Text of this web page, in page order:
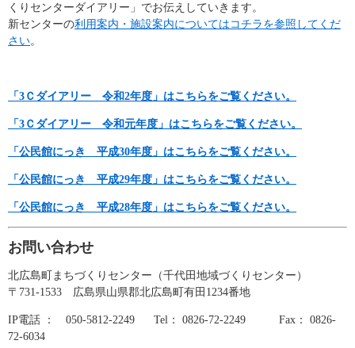
くりセンターダイアリー」でお伝えしていきます。
新センターの利用案内・施設案内についてはコチラを参照してくだ
さい。
「3Ｃダイアリー 令和2年度」はこちらをご覧ください。
「3Ｃダイアリー 令和元年度」はこちらをご覧ください。
「公民館にっき 平成30年度」はこちらをご覧ください。
「公民館にっき 平成29年度」はこちらをご覧ください。
「公民館にっき 平成28年度」はこちらをご覧ください。
お問い合わせ
北広島町まちづくりセンター（千代田地域づくりセンター）
〒731-1533 広島県山県郡北広島町有田1234番地
IP電話 ： 050-5812-2249 Tel： 0826-72-2249 Fax： 0826-
72-6034